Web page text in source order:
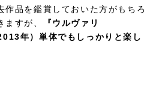
作品を鑑賞しておいた方がもちろ
すが、
『ウルヴァリ
年）単体でもしっかりと楽し